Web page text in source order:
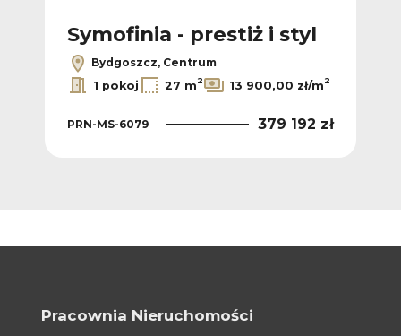
Symofinia - prestiż i styl
Bydgoszcz, Centrum
1 pokoj
27 m2 13 900,00 zł/m2
PRN-MS-6079 379 192 zł
Pracownia Nieruchomości